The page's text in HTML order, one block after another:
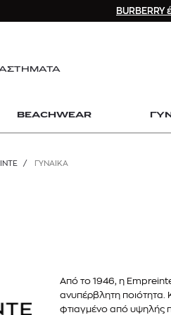
BEACHWEAR
/ ΓΥΝΑΙΚΑ
Από το 1946, η
ανυπέρβλητη ποιότητα.
φτιαγμένο από υψηλής